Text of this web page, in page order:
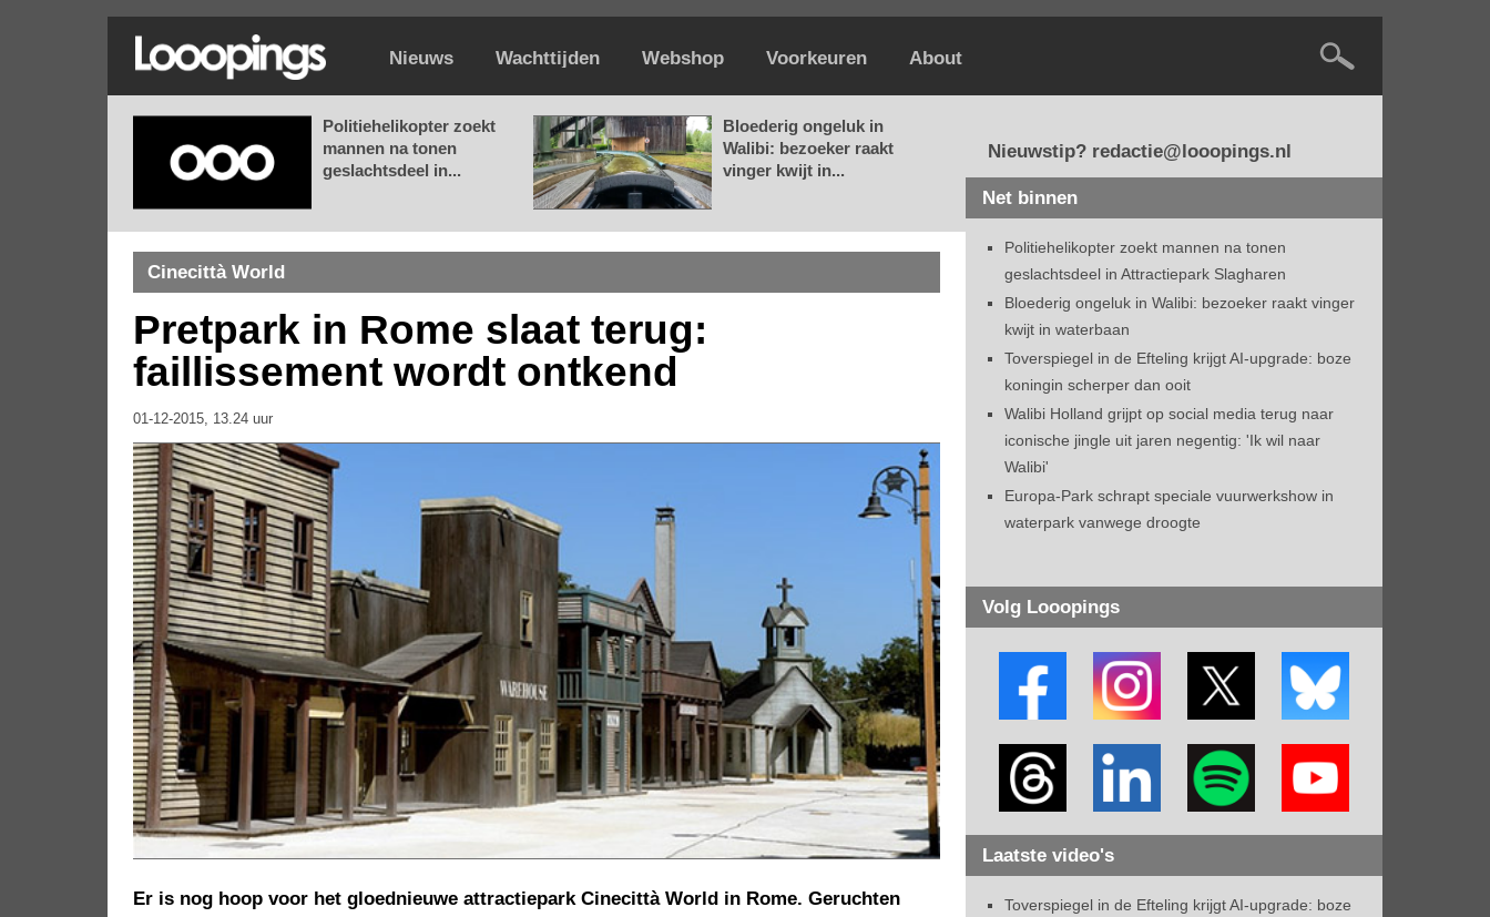
Nieuws Wachttijden Webshop Voorkeuren About
Politiehelikopter zoekt
mannen na tonen
geslachtsdeel in...
Bloederig ongeluk in
Walibi: bezoeker raakt
vinger kwijt in...
Cinecittà World
Pretpark in Rome slaat terug:
faillissement wordt ontkend
01-12-2015, 13.24 uur
Er is nog hoop voor het gloednieuwe attractiepark Cinecittà World in Rome. Geruchten
Nieuwstip? redactie@looopings.nl
Net binnen
Politiehelikopter zoekt mannen na tonen
geslachtsdeel in Attractiepark Slagharen
Bloederig ongeluk in Walibi: bezoeker raakt vinger
kwijt in waterbaan
Toverspiegel in de Efteling krijgt AI-upgrade: boze
koningin scherper dan ooit
Walibi Holland grijpt op social media terug naar
iconische jingle uit jaren negentig: 'Ik wil naar
Walibi'
Europa-Park schrapt speciale vuurwerkshow in
waterpark vanwege droogte
Volg Looopings
Laatste video's
Toverspiegel in de Efteling krijgt AI-upgrade: boze